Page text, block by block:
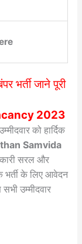
भर्ती जाने पूरी
2023
को हार्दिक
Samvida
सरल और
भर्ती के लिए आवेदन
उम्मीदवार